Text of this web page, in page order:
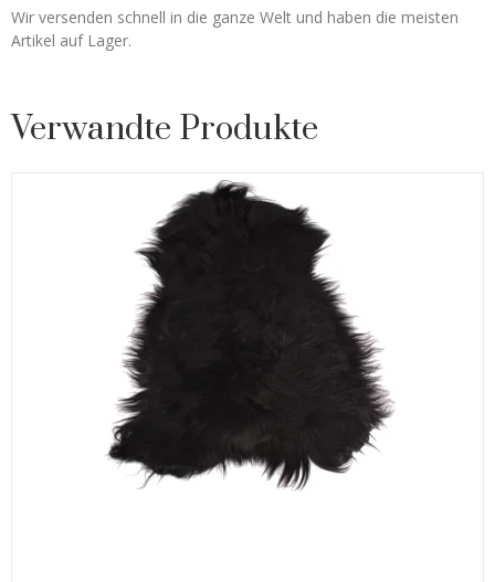
Wir versenden schnell in die ganze Welt und haben die meisten
Artikel auf Lager.
Verwandte Produkte